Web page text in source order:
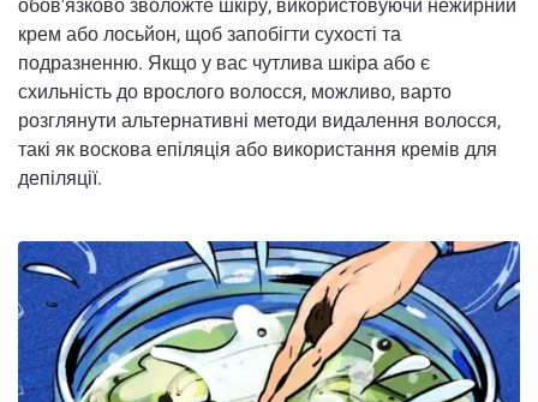
обов'язково зволожте шкіру, використовуючи нежирний
крем або лосьйон, щоб запобігти сухості та
подразненню. Якщо у вас чутлива шкіра або є
схильність до врослого волосся, можливо, варто
розглянути альтернативні методи видалення волосся,
такі як воскова епіляція або використання кремів для
депіляції.